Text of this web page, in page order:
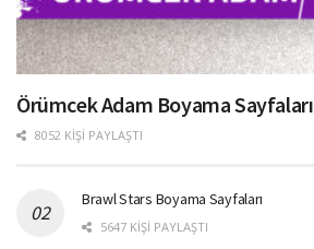
Örümcek Adam Boyama Sayfaları
8052 KIŞI PAYLAŞTI
Brawl Stars Boyama Sayfaları
5647 KIŞI PAYLAŞTI